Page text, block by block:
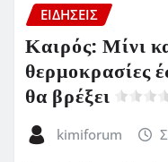
ΕΙΔΗΣΕΙΣ
Καιρός: Μίνι
θερμοκρασίες
θα βρέξει
kimiforum